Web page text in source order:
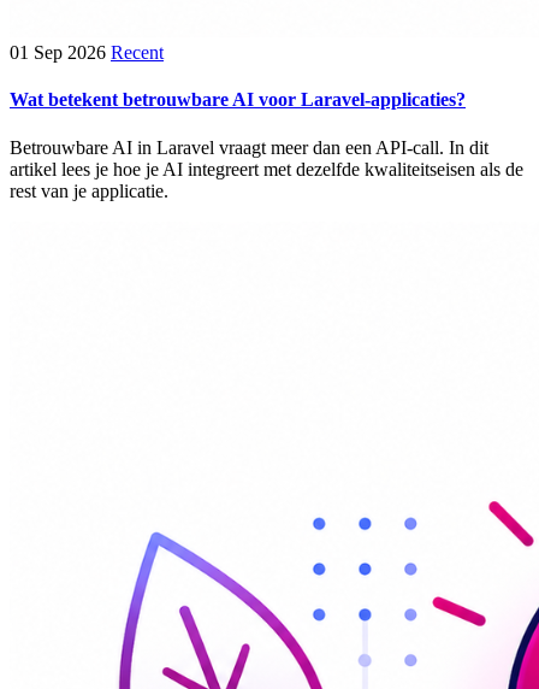
01 Sep 2026 Recent
Wat betekent betrouwbare AI voor Laravel-applicaties?
Betrouwbare AI in Laravel vraagt meer dan een API-call. In dit
artikel lees je hoe je AI integreert met dezelfde kwaliteitseisen als de
rest van je applicatie.